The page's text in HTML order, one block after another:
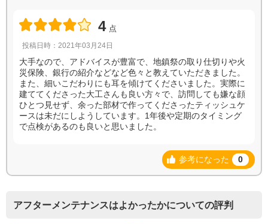
4 点
投稿日時：2021年03月24日
大手なので、アドバイスが豊富で、地鎮祭の取り仕切りや火
災保険、銀行の紹介などなど色々と教えていただきました。
また、細いこだわりにも耳を傾けてくださいました。実際に
建ててくださった大工さんも良い方々で、訪問しても嫌な顔
ひとつ見せず、余った部材で作ってくださったティッシュケ
ースは未だにしようしています。1年後や定期のタイミング
で点検があるのも良いと思いました。
参考になった 0
アフターメンテナンスはよかったかについての評判